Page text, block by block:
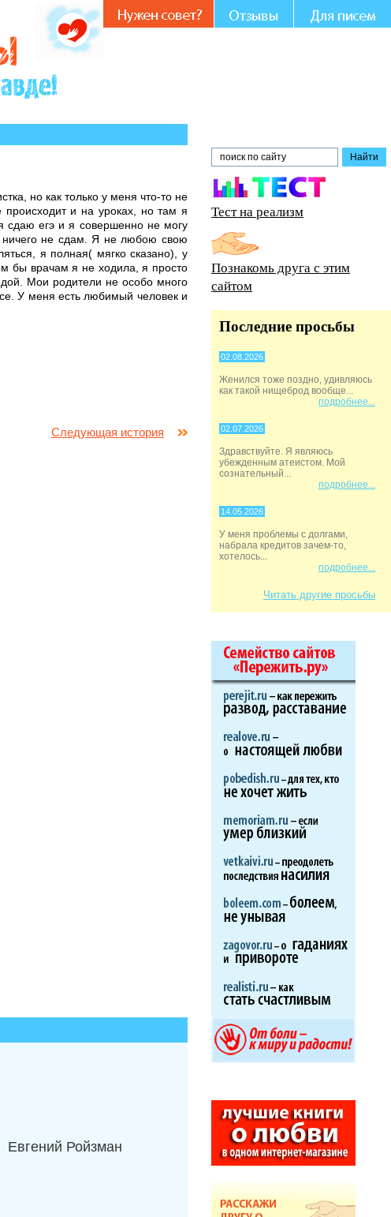
и совете.
но как только у меня что-то не
и на уроках, но там я
сдаю егэ и я совершенно не могу
ничего не сдам. Я не любою свою
я полная( мягко сказано), у
бы врачам я не ходила, я просто
Мои родители не особо много
У меня есть любимый человек и
Следующая история
Евгений Ройзман
Тест на реализм
Познакомь друга с этим
сайтом
Последние просьбы
02.08.2026
Женился тоже поздно, удивляюсь
как такой нищеброд вообще...
подробнее...
02.07.2026
Здравствуйте. Я являюсь
убежденным атеистом. Мой
сознательный...
подробнее...
14.05.2026
У меня проблемы с долгами,
набрала кредитов зачем-то,
хотелось...
подробнее...
Читать другие просьбы